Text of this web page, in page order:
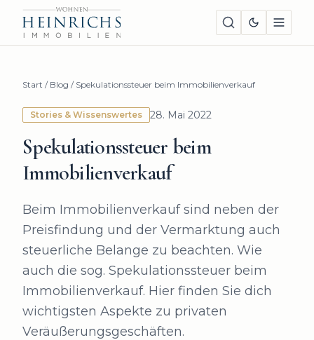
Start / Blog / Spekulationssteuer beim Immobilienverkauf
Stories & Wissenswertes 28. Mai 2022
Spekulationssteuer beim
Immobilienverkauf
Beim Immobilienverkauf sind neben der
Preisfindung und der Vermarktung auch
steuerliche Belange zu beachten. Wie
auch die sog. Spekulationssteuer beim
Immobilienverkauf. Hier finden Sie dich
wichtigsten Aspekte zu privaten
Veräußerungsgeschäften.